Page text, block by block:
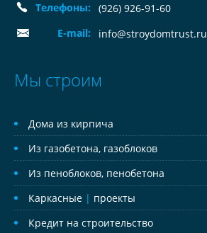
Телефоны:
(926) 926-91-60
E-mail:
info@stroydomtrust.ru
Мы строим
Дома из кирпича
Из газобетона, газоблоков
Из пеноблоков, пенобетона
Каркасные | проекты
Кредит на строительство